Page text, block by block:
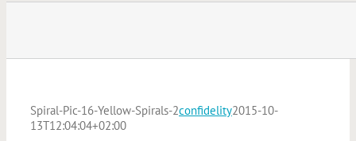
Spiral-Pic-16-Yellow-Spirals-2confidelity2015-10-
13T12:04:04+02:00